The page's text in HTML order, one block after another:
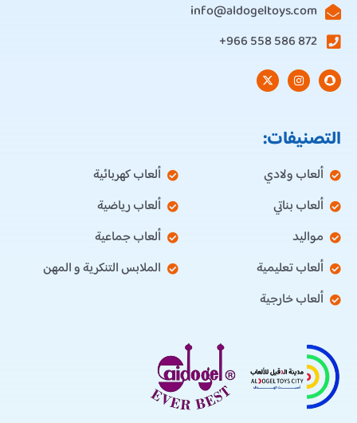
info@aldogeltoys.com
872 586 558 966+
التصنيفات:
ألعاب ولادي
ألعاب بناتي
مواليد
ألعاب تعليمية
ألعاب خارجية
ألعاب كهربائية
ألعاب رياضية
ألعاب جماعية
الملابس التنكرية و المهن